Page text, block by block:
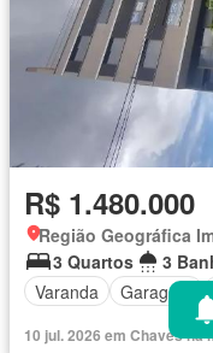
R$ 1.480.000
3 Quartos
3
Varanda
Garagem
10 jul. 2026 em Chaves na